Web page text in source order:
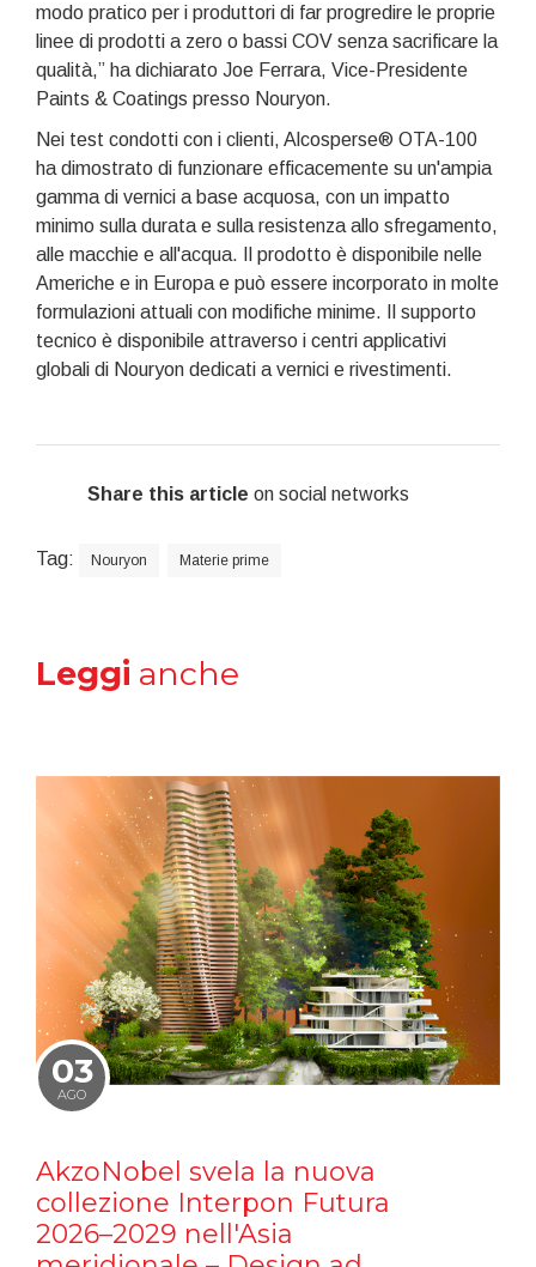
modo pratico per i produttori di far progredire le proprie
linee di prodotti a zero o bassi COV senza sacrificare la
qualità,” ha dichiarato Joe Ferrara, Vice-Presidente
Paints & Coatings presso Nouryon.
Nei test condotti con i clienti, Alcosperse® OTA-100
ha dimostrato di funzionare efficacemente su un'ampia
gamma di vernici a base acquosa, con un impatto
minimo sulla durata e sulla resistenza allo sfregamento,
alle macchie e all'acqua. Il prodotto è disponibile nelle
Americhe e in Europa e può essere incorporato in molte
formulazioni attuali con modifiche minime. Il supporto
tecnico è disponibile attraverso i centri applicativi
globali di Nouryon dedicati a vernici e rivestimenti.
Share this article on social networks
Tag: Nouryon Materie prime
Leggi anche
03
AGO
AkzoNobel svela la nuova
collezione Interpon Futura
2026–2029 nell'Asia